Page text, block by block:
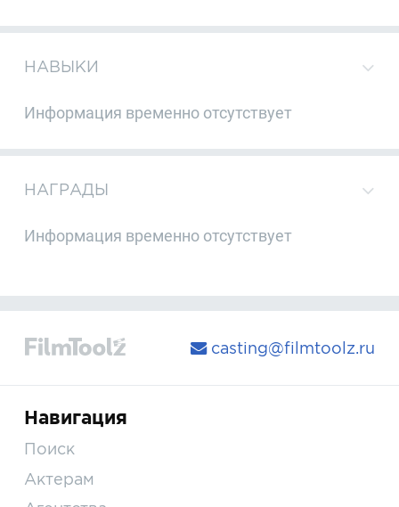
НАВЫКИ
Информация временно отсутствует
НАГРАДЫ
Информация временно отсутствует
casting@filmtoolz.ru
Навигация
Поиск
Актерам